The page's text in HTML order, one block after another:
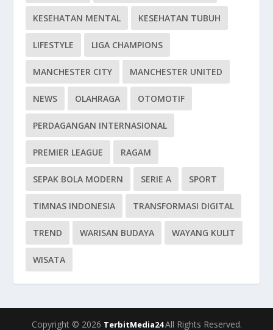
KESEHATAN MENTAL KESEHATAN TUBUH
LIFESTYLE LIGA CHAMPIONS
MANCHESTER CITY MANCHESTER UNITED
NEWS OLAHRAGA OTOMOTIF
PERDAGANGAN INTERNASIONAL
PREMIER LEAGUE RAGAM
SEPAK BOLA MODERN SERIE A SPORT
TIMNAS INDONESIA TRANSFORMASI DIGITAL
TREND WARISAN BUDAYA WAYANG KULIT
WISATA
Copyright © 2026 TerbitMedia24All Rights Reserved.